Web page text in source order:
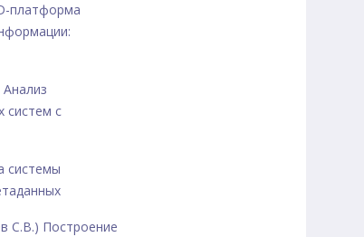
платформа
систем с
системы
С.В.) Построение